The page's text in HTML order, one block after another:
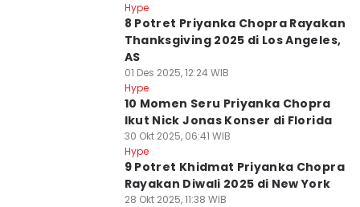
Hype
8 Potret Priyanka Chopra Rayakan
Thanksgiving 2025 di Los Angeles,
AS
01 Des 2025, 12:24 WIB
Hype
10 Momen Seru Priyanka Chopra
Ikut Nick Jonas Konser di Florida
30 Okt 2025, 06:41 WIB
Hype
9 Potret Khidmat Priyanka Chopra
Rayakan Diwali 2025 di New York
28 Okt 2025, 11:38 WIB